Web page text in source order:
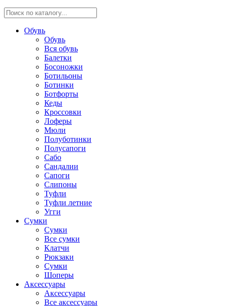
Обувь
Обувь
Вся обувь
Балетки
Босоножки
Ботильоны
Ботинки
Ботфорты
Кеды
Кроссовки
Лоферы
Мюли
Полуботинки
Полусапоги
Сабо
Сандалии
Сапоги
Слипоны
Туфли
Туфли летние
Угги
Сумки
Сумки
Все сумки
Клатчи
Рюкзаки
Сумки
Шоперы
Аксессуары
Аксессуары
Все аксессуары